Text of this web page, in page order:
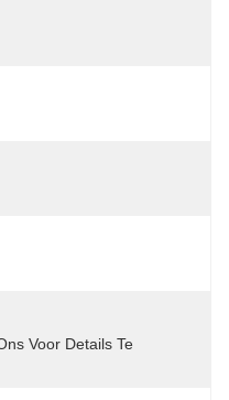
Voor Details Te